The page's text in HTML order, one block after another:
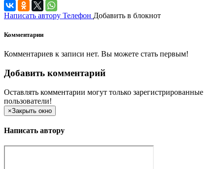
Написать автору Телефон Добавить в блокнот
Комментарии
Комментариев к записи нет. Вы можете стать первым!
Добавить комментарий
Оставлять комментарии могут только зарегистрированные
пользователи!
×Закрыть окно
Написать автору